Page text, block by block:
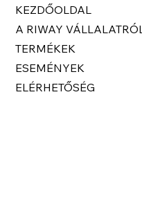
KEZDŐOLDAL
A RIWAY VÁLLALATRÓL
TERMÉKEK
ESEMÉNYEK
ELÉRHETŐSÉG